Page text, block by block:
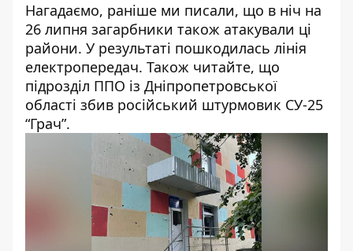
Нагадаємо, раніше ми писали, що в ніч на
26 липня загарбники також атакували ці
райони. У результаті пошкодилась лінія
електропередач. Також читайте, що
підрозділ ППО із Дніпропетровської
області збив російський штурмовик СУ-25
“Грач”.